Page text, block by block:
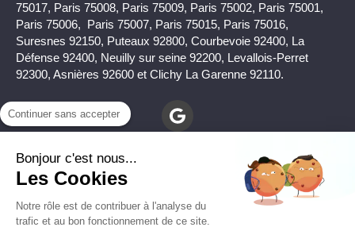
75017, Paris 75008, Paris 75009, Paris 75002, Paris 75001,
Paris 75006, Paris 75007, Paris 75015, Paris 75016,
Suresnes 92150, Puteaux 92800, Courbevoie 92400, La
Défense 92400, Neuilly sur seine 92200, Levallois-Perret
92300, Asnières 92600 et Clichy La Garenne 92110.
Mentions légales
Continuer sans accepter
Bonjour c'est nous...
Les Cookies
Notre rôle est de contribuer à l'analyse du
trafic et au bon fonctionnement de ce site.